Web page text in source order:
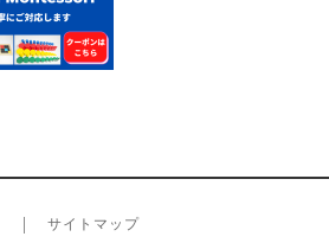
サイトマップ